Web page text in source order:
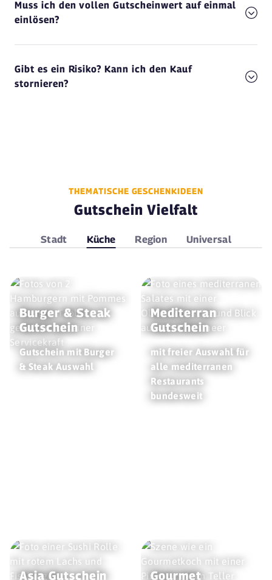
Muss ich den vollen Gutscheinwert auf einmal
einlösen?
Gibt es ein Risiko? Kann ich den Kauf
stornieren?
THEMATISCHE GESCHENKIDEEN
Gutschein Vielfalt
Stadt Küche Region Universal
Burger & Steak
Gutschein
Gutschein mit Burger
& Steak Auswahl
Mediterran
Gutschein
mit freier Auswahl für
alle mediterranen
Restaurants
bundesweit
Asia Gutschein
Gourmet